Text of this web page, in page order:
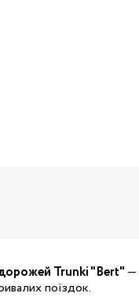
Trunki "Bert" —
поїздок.